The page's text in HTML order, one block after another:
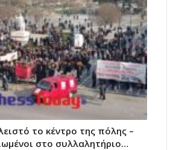
το κέντρο της πόλης –
στο συλλαλητήριο…